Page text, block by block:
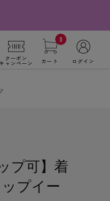
クーポン
キャンペーン
0
カート ログイン
プ可】着
プイー